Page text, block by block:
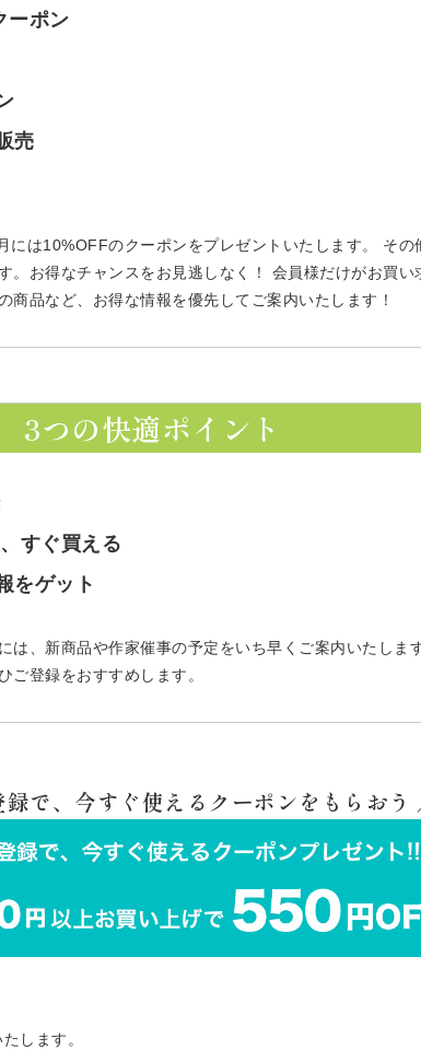
ーポン
売
には10%OFFのクーポンをプレゼントいたします。 その
。お得なチャンスをお見逃しなく！ 会員様だけがお買い
商品など、お得な情報を優先してご案内いたします！
3つの快適ポイント
すぐ買える
をゲット
は、新商品や作家催事の予定をいち早くご案内いたしま
ご登録をおすすめします。
で、今すぐ使えるクーポンをもらおう
します。